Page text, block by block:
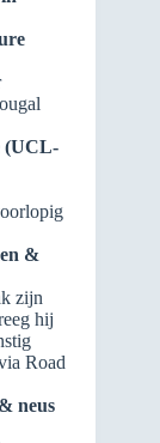
(UCL-
&
zijn
hij
Road
neus